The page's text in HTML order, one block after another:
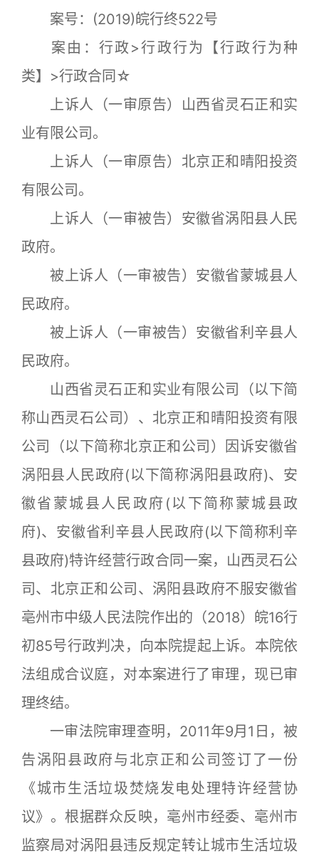
案号：(2019)皖行终522号
案由：行政>行政行为【行政行为种
类】>行政合同☆
上诉人（一审原告）山西省灵石正和实
业有限公司。
上诉人（一审原告）北京正和晴阳投资
有限公司。
上诉人（一审被告）安徽省涡阳县人民
政府。
被上诉人（一审被告）安徽省蒙城县人
民政府。
被上诉人（一审被告）安徽省利辛县人
民政府。
山西省灵石正和实业有限公司（以下简
称山西灵石公司）、北京正和晴阳投资有限
公司（以下简称北京正和公司）因诉安徽省
涡阳县人民政府(以下简称涡阳县政府)、安
徽省蒙城县人民政府(以下简称蒙城县政
府)、安徽省利辛县人民政府(以下简称利辛
县政府)特许经营行政合同一案，山西灵石公
司、北京正和公司、涡阳县政府不服安徽省
亳州市中级人民法院作出的（2018）皖16行
初85号行政判决，向本院提起上诉。本院依
法组成合议庭，对本案进行了审理，现已审
理终结。
一审法院审理查明，2011年9月1日，被
告涡阳县政府与北京正和公司签订了一份
《城市生活垃圾焚烧发电处理特许经营协
议》。根据群众反映，亳州市经委、亳州市
监察局对涡阳县违反规定转让城市生活垃圾